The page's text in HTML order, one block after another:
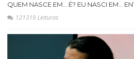
QUEM NASCE EM... É? EU NASCI EM...
121319 Leituras